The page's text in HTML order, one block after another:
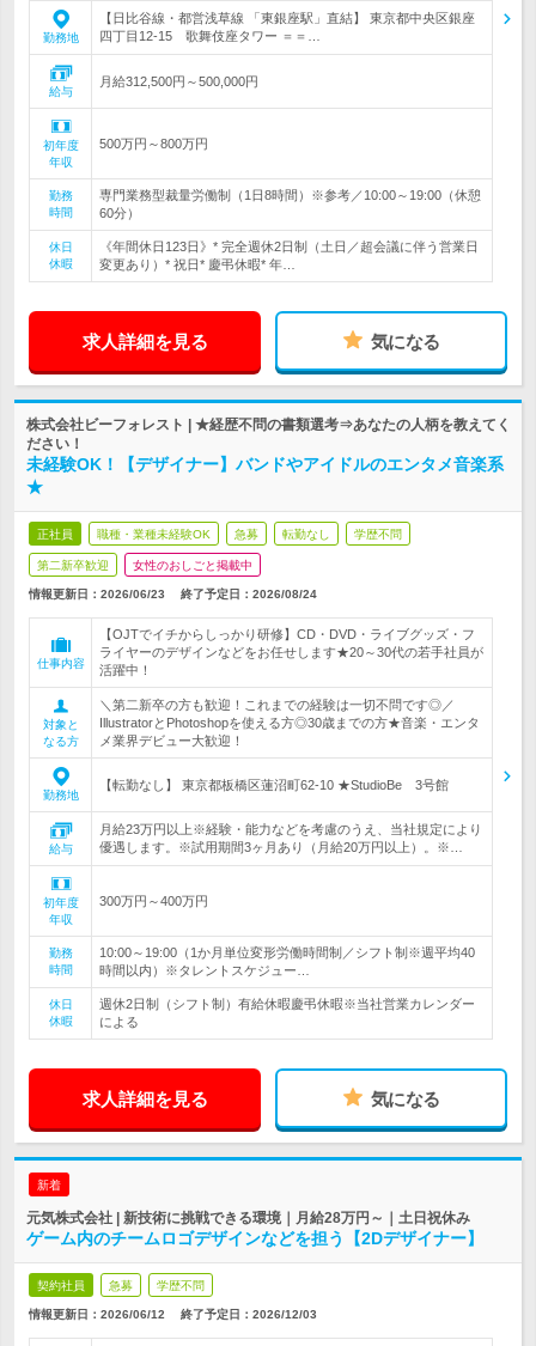
勤務地
【日比谷線・都営浅草線 「東銀座駅」直結】 東京都中央区銀座
四丁目12-15 歌舞伎座タワー ＝＝…
給与
月給312,500円～500,000円
初年度
年収
500万円～800万円
勤務
時間
専門業務型裁量労働制（1日8時間）※参考／10:00～19:00（休憩
60分）
休日
休暇
《年間休日123日》* 完全週休2日制（土日／超会議に伴う営業日
変更あり）* 祝日* 慶弔休暇* 年…
求人詳細を見る 気になる
株式会社ビーフォレスト | ★経歴不問の書類選考⇒あなたの人柄を教えてく
ださい！
未経験OK！【デザイナー】バンドやアイドルのエンタメ音楽系
★
正社員 職種・業種未経験OK 急募 転勤なし 学歴不問
第二新卒歓迎 女性のおしごと掲載中
情報更新日：2026/06/23 終了予定日： 2026/08/24
仕事内容
【OJTでイチからしっかり研修】CD・DVD・ライブグッズ・フ
ライヤーのデザインなどをお任せします★20～30代の若手社員が
活躍中！
対象と
なる方
＼第二新卒の方も歓迎！これまでの経験は一切不問です◎／
IllustratorとPhotoshopを使える方◎30歳までの方★音楽・エンタ
メ業界デビュー大歓迎！
勤務地
【転勤なし】 東京都板橋区蓮沼町62-10 ★StudioBe 3号館
給与
月給23万円以上※経験・能力などを考慮のうえ、当社規定により
優遇します。※試用期間3ヶ月あり（月給20万円以上）。※…
初年度
年収
300万円～400万円
勤務
時間
10:00～19:00（1か月単位変形労働時間制／シフト制※週平均40
時間以内）※タレントスケジュー…
休日
休暇
週休2日制（シフト制）有給休暇慶弔休暇※当社営業カレンダー
による
求人詳細を見る 気になる
新着
元気株式会社 | 新技術に挑戦できる環境｜月給28万円～｜土日祝休み
ゲーム内のチームロゴデザインなどを担う【2Dデザイナー】
契約社員 急募 学歴不問
情報更新日：2026/06/12 終了予定日： 2026/12/03